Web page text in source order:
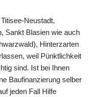
Neustadt,
Sankt Blasien wie auch
Hinterzarten
weil Pünktlichkeit
sind. Ist bei Ihnen
Baufinanzierung selber
jeden Fall Hilfe